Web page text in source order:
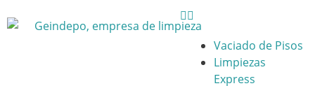
Vaciado de Pisos
Limpiezas
Express